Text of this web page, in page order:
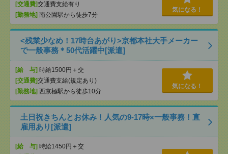
[交通費]交通費支給有り
[勤務地] 南公園駅から徒歩7分
気になる！
<残業少なめ！17時台あがり>京都本社大手メーカー
で一般事務＊50代活躍中[派遣]
[給 与] 時給1500円＋交
[交通費]交通費支給(規定あり)
[勤務地] 西京極駅から徒歩10分
気になる！
土日祝きちんとお休み！人気の9‐17時×一般事務！直
雇用あり[派遣]
[給 与] 時給1450円＋交